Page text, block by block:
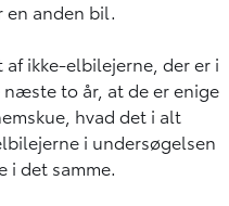
en anden bil.
ikke-elbilejerne, der er i
to år, at de er enige
hvad det i alt
i undersøgelsen
i det samme.